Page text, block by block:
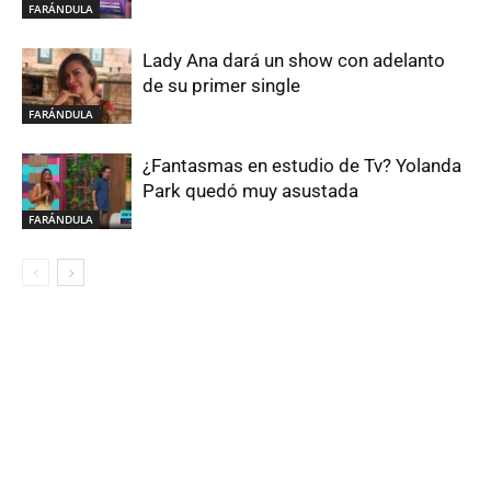
FARÁNDULA
FARÁNDULA
Lady Ana dará un show con adelanto
de su primer single
FARÁNDULA
¿Fantasmas en estudio de Tv? Yolanda
Park quedó muy asustada